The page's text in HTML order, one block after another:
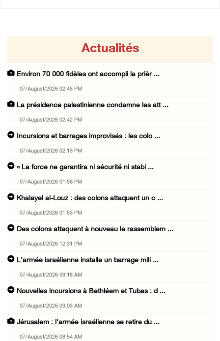
Actualités
Environ 70 000 fidèles ont accompli la prièr ...
07/August/2026 02:45 PM
La présidence palestinienne condamne les att ...
07/August/2026 02:42 PM
Incursions et barrages improvisés : les colo ...
07/August/2026 02:13 PM
« La force ne garantira ni sécurité ni stabi ...
07/August/2026 01:58 PM
Khalayel al-Louz : des colons attaquent un c ...
07/August/2026 01:53 PM
Des colons attaquent à nouveau le rassemblem ...
07/August/2026 12:31 PM
L’armée israélienne installe un barrage mili ...
07/August/2026 09:18 AM
Nouvelles incursions à Bethléem et Tubas : d ...
07/August/2026 09:03 AM
Jérusalem : l'armée israélienne se retire du ...
07/August/2026 08:54 AM